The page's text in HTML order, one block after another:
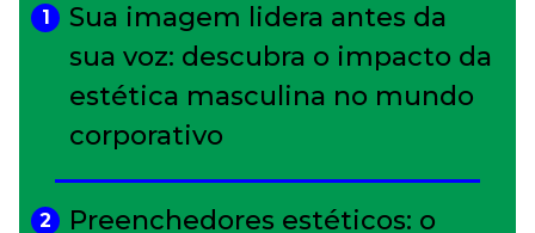
1
Sua imagem lidera antes da
sua voz: descubra o impacto da
estética masculina no mundo
corporativo
2
Preenchedores estéticos: o